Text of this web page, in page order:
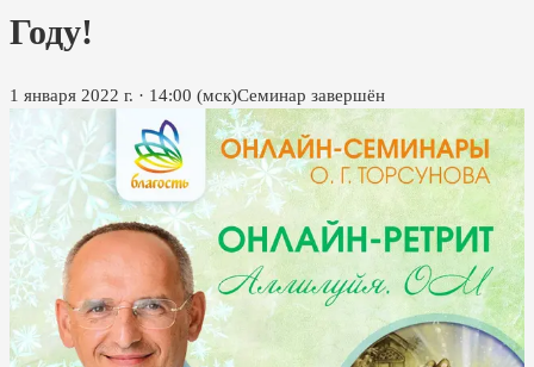
Году!
1 января 2022 г. · 14:00 (мск)Семинар завершён